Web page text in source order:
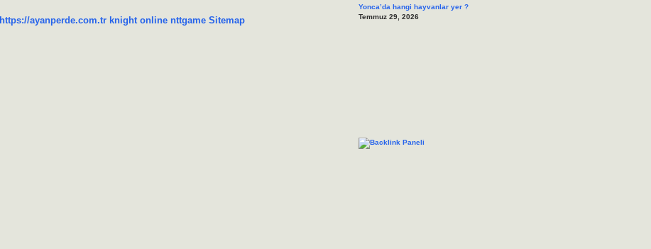
https://ayanperde.com.tr knight online nttgame Sitemap
Yonca’da hangi hayvanlar yer ?
Temmuz 29, 2026